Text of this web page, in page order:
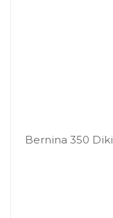
Bernina 350